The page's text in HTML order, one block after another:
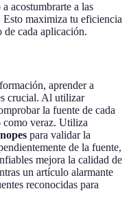
acostumbrarte a las
Esto maximiza tu eficiencia
cada aplicación.
aprender a
crucial. Al utilizar
la fuente de cada
como veraz. Utiliza
para validar la
de la fuente,
mejora la calidad de
un artículo alarmante
reconocidas para